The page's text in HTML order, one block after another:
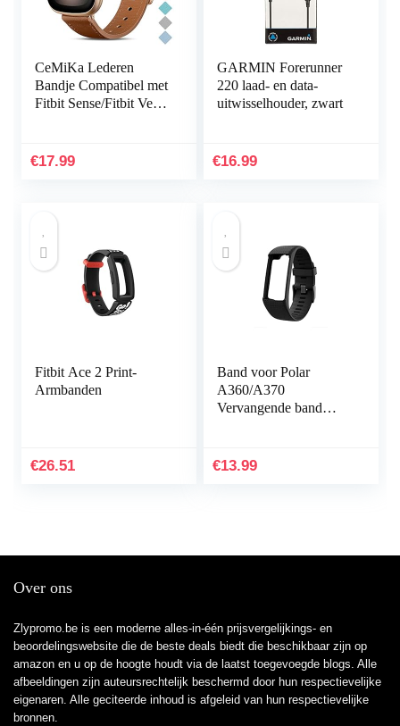
CeMiKa Lederen
Bandje Compatibel met
Fitbit Sense/Fitbit Versa
Compatibel met Fitbit
€17.99
GARMIN Forerunner
220 laad- en data-
uitwisselhouder, zwart
€16.99
Fitbit Ace 2 Print-
Armbanden
€26.51
Band voor Polar
A360/A370
Vervangende band
Vervangende band
€13.99
Over ons
Zlypromo.be is een moderne alles-in-één prijsvergelijkings- en
beoordelingswebsite die de beste deals biedt die beschikbaar zijn op
amazon en u op de hoogte houdt via de laatst toegevoegde blogs. Alle
afbeeldingen zijn auteursrechtelijk beschermd door hun respectievelijke
eigenaren. Alle geciteerde inhoud is afgeleid van hun respectievelijke
bronnen.